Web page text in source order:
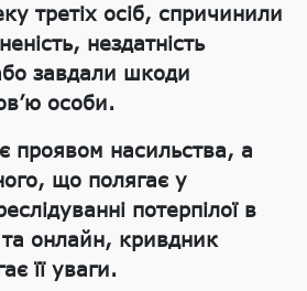
третіх осіб, спричинили
нездатність
завдали шкоди
особи.
проявом насильства, а
що полягає у
потерпілої в
онлайн, кривдник
її уваги.